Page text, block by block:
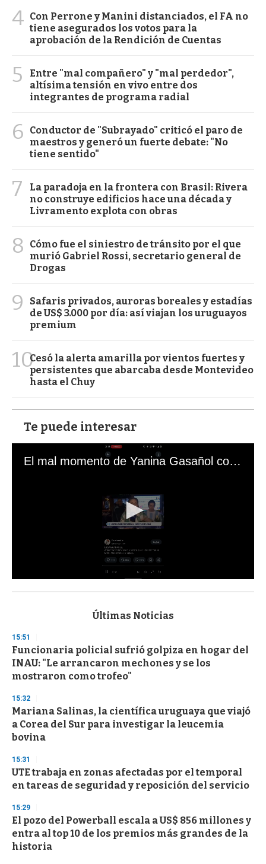
4 Con Perrone y Manini distanciados, el FA no
tiene asegurados los votos para la
aprobación de la Rendición de Cuentas
5
Entre "mal compañero" y "mal perdedor",
altísima tensión en vivo entre dos
integrantes de programa radial
6
Conductor de "Subrayado" criticó el paro de
maestros y generó un fuerte debate: "No
tiene sentido"
7
La paradoja en la frontera con Brasil: Rivera
no construye edificios hace una década y
Livramento explota con obras
8
Cómo fue el siniestro de tránsito por el que
murió Gabriel Rossi, secretario general de
Drogas
9
Safaris privados, auroras boreales y estadías
de US$ 3.000 por día: así viajan los uruguayos
premium
10Cesó la alerta amarilla por vientos fuertes y
persistentes que abarcaba desde Montevideo
hasta el Chuy
Te puede interesar
El mal momento de Yanina Gasañol con un hincha argentino en "Subrayado"
s
d
s
o
f
3
s
e
c
o
n
s
Últimas Noticias
15:51
Funcionaria policial sufrió golpiza en hogar del
INAU: "Le arrancaron mechones y se los
mostraron como trofeo"
15:32
Mariana Salinas, la científica uruguaya que viajó
a Corea del Sur para investigar la leucemia
bovina
15:31
UTE trabaja en zonas afectadas por el temporal
en tareas de seguridad y reposición del servicio
15:29
El pozo del Powerball escala a US$ 856 millones y
entra al top 10 de los premios más grandes de la
historia